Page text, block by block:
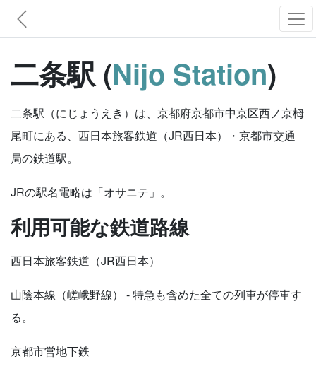
二条駅 (Nijo Station)
二条駅（にじょうえき）は、京都府京都市中京区西ノ京栂
尾町にある、西日本旅客鉄道（JR西日本）・京都市交通
局の鉄道駅。
JRの駅名電略は「オサニテ」。
利用可能な鉄道路線
西日本旅客鉄道（JR西日本）
山陰本線（嵯峨野線） - 特急も含めた全ての列車が停車す
る。
京都市営地下鉄